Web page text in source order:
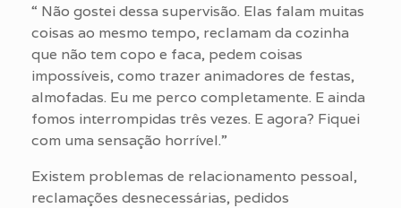
“ Não gostei dessa supervisão. Elas falam muitas
coisas ao mesmo tempo, reclamam da cozinha
que não tem copo e faca, pedem coisas
impossíveis, como trazer animadores de festas,
almofadas. Eu me perco completamente. E ainda
fomos interrompidas três vezes. E agora? Fiquei
com uma sensação horrível.”
Existem problemas de relacionamento pessoal,
reclamações desnecessárias, pedidos